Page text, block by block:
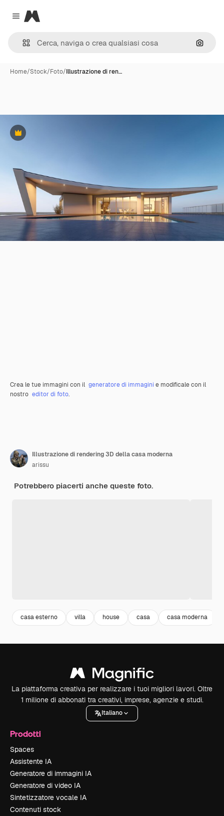
Close menu
Magnific
Cerca
Home/Stock/Foto/Illustrazione di ren…
Premium
Crea le tue immagini con il generatore di immagini e modificale con il
nostro editor di foto.
Illustrazione di rendering 3D della casa moderna
arissu
Potrebbero piacerti anche queste foto.
casa esterno villa house casa casa moderna
La piattaforma creativa per realizzare i tuoi migliori lavori. Oltre
1 milione di abbonati tra creativi, imprese, agenzie e studi.
Italiano
Prodotti
Spaces
Assistente IA
Generatore di immagini IA
Generatore di video IA
Sintetizzatore vocale IA
Contenuti stock